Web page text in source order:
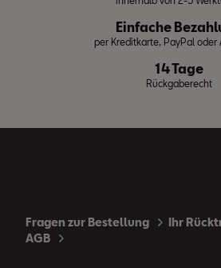
Einfache
per Kreditkarte, PayPal oder
14 Tage
Rückgaberecht
Fragen zur Bestellung
Ihr
AGB